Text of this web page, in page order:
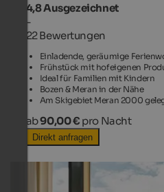
4,8Ausgezeichnet
-
22 Bewertungen
Einladende, geräumige
Frühstück mit hofeigenen
Ideal für Familien mit Kindern
Bozen & Meran in der Nähe
Am Skigebiet Meran 2000
ab90,00 € pro Nacht
Direkt anfragen